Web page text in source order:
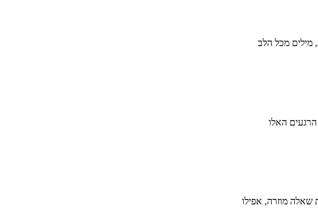
מילים מכל הלב
האלו
מוזרה, אפילו